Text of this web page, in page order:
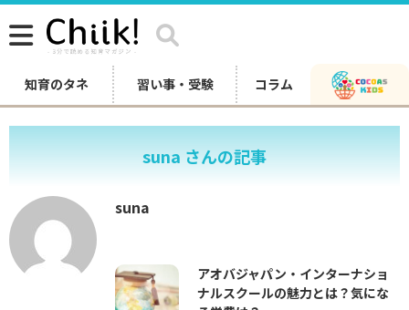
知育のタネ 習い事・受験 コラム
suna さんの記事
suna
アオバジャパン・インターナショ
ナルスクールの魅力とは？気にな